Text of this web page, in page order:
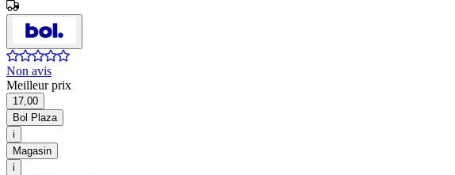
Non avis
Meilleur prix
17,00
Bol Plaza
i
Magasin
i